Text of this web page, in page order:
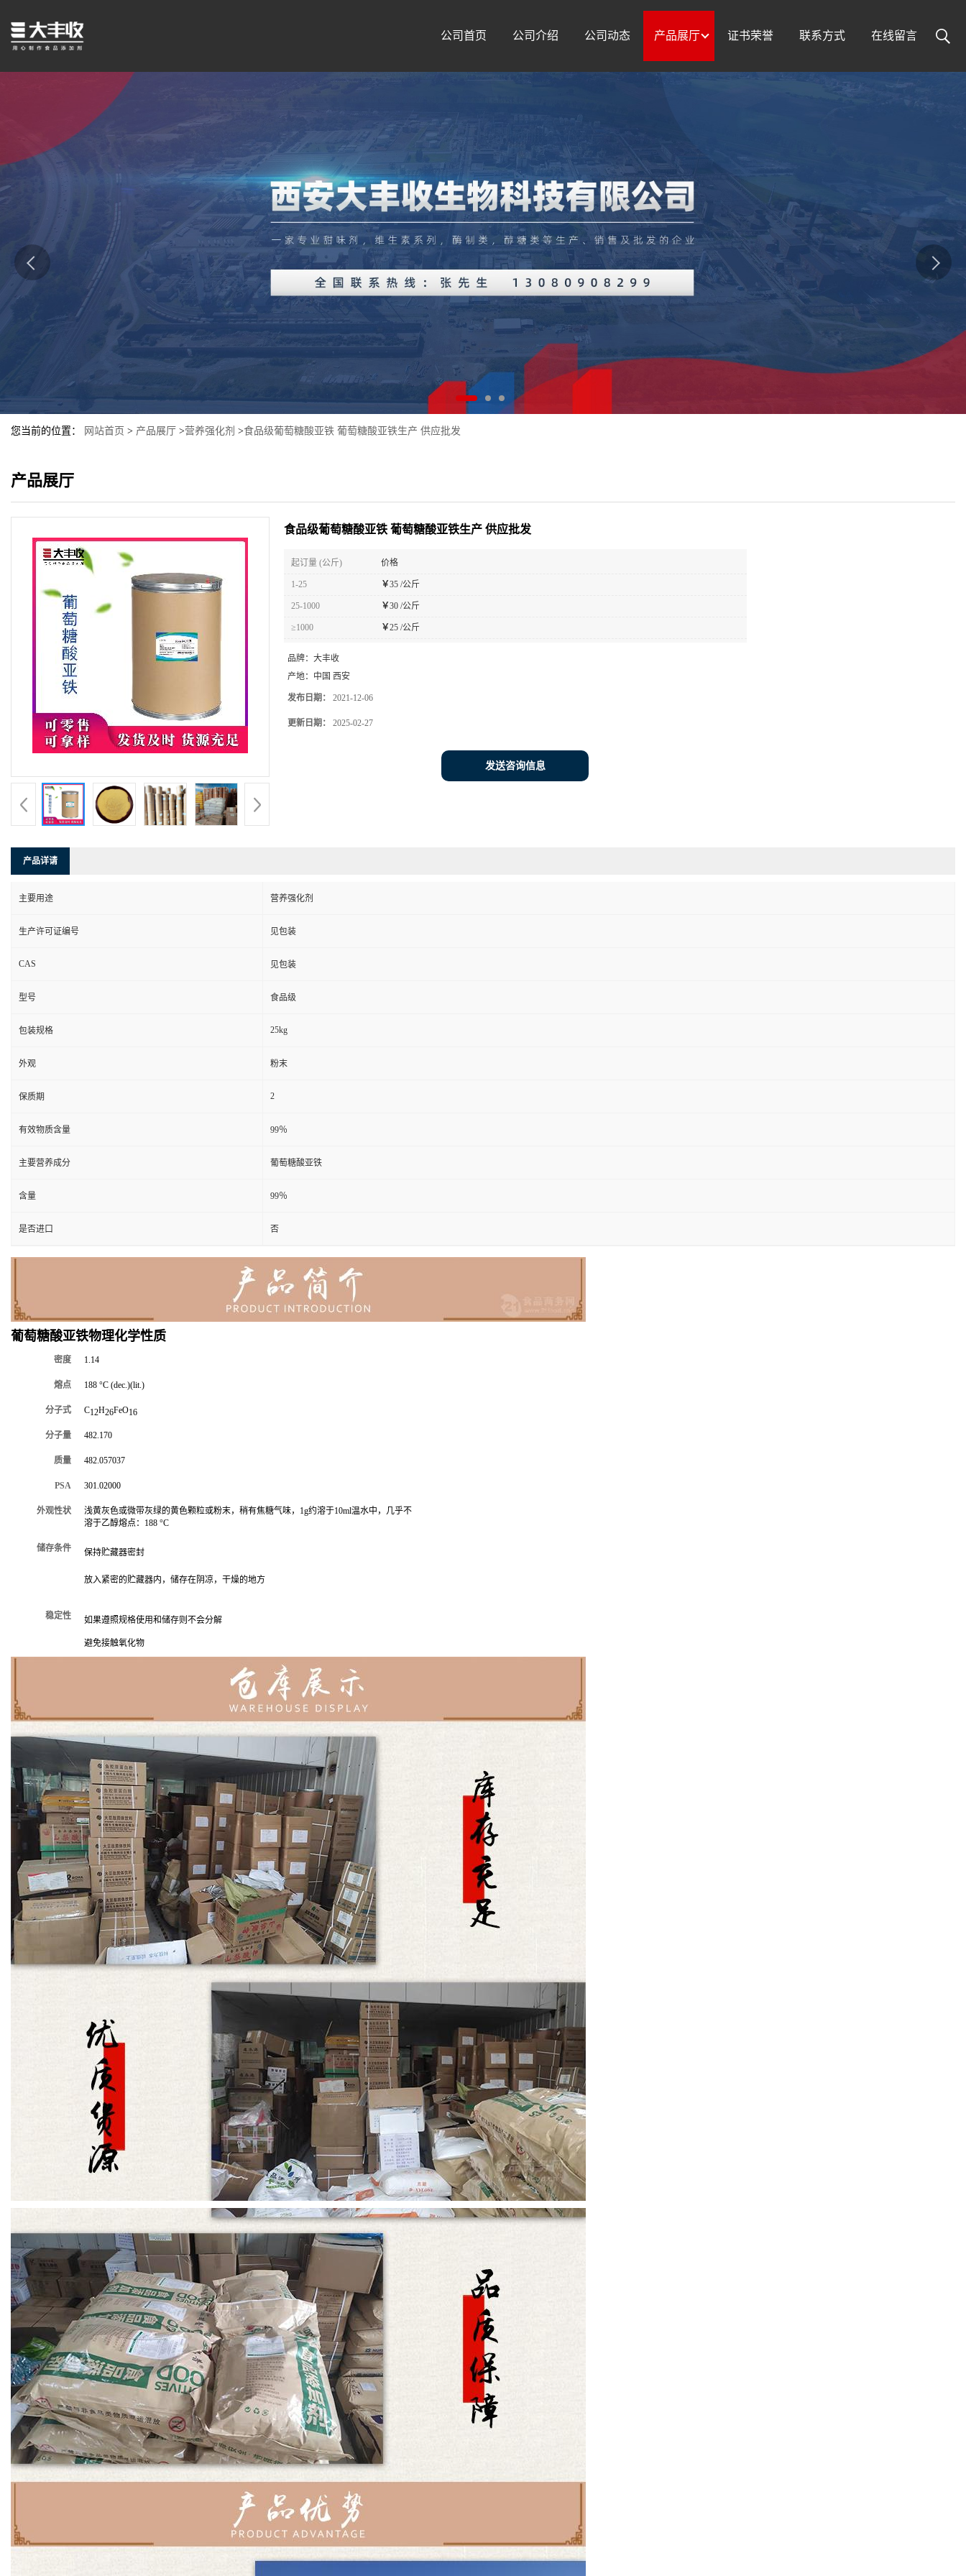
公司首页 公司介绍 公司动态 产品展厅 证书荣誉 联系方式 在线留言
您当前的位置： 网站首页 > 产品展厅 >营养强化剂 >食品级葡萄糖酸亚铁 葡萄糖酸亚铁生产 供应批发
产品展厅
食品级葡萄糖酸亚铁 葡萄糖酸亚铁生产 供应批发
起订量 (公斤) 价格
1-25 ￥35 /公斤
25-1000 ￥30 /公斤
≥1000 ￥25 /公斤
品牌： 大丰收
产地： 中国 西安
发布日期： 2021-12-06
更新日期： 2025-02-27
发送咨询信息
产品详请
主要用途 营养强化剂
生产许可证编号 见包装
CAS 见包装
型号 食品级
包装规格 25kg
外观 粉末
保质期 2
有效物质含量 99％
主要营养成分 葡萄糖酸亚铁
含量 99％
是否进口 否
葡萄糖酸亚铁物理化学性质
密度 1.14
熔点 188 °C (dec.)(lit.)
分子式 C12H26FeO16
分子量 482.170
质量 482.057037
PSA 301.02000
外观性状
浅黄灰色或微带灰绿的黄色颗粒或粉末，稍有焦糖气味，1g约溶于10ml温水中，几乎不
溶于乙醇熔点：188 °C
储存条件 保持贮藏器密封
放入紧密的贮藏器内，储存在阴凉，干燥的地方
稳定性 如果遵照规格使用和储存则不会分解
避免接触氧化物